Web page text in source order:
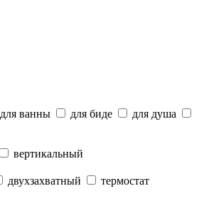
для ванны для биде
для душа
вертикальный
двухзахватный термостат